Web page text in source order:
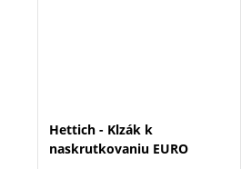
Hettich - Klzák k
naskrutkovaniu EURO